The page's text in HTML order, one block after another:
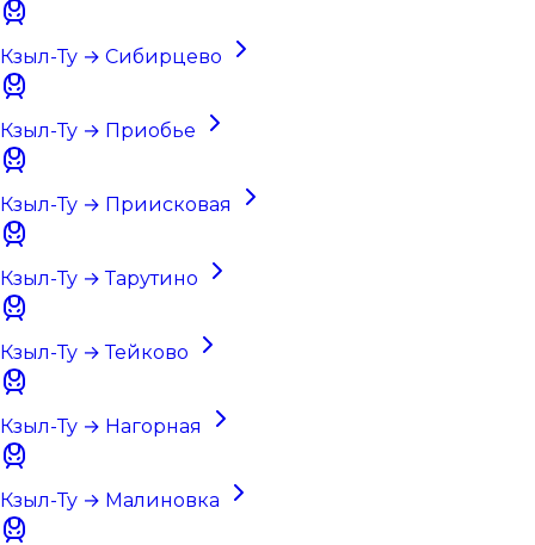
Кзыл-Ту → Сибирцево
Кзыл-Ту → Приобье
Кзыл-Ту → Приисковая
Кзыл-Ту → Тарутино
Кзыл-Ту → Тейково
Кзыл-Ту → Нагорная
Кзыл-Ту → Малиновка